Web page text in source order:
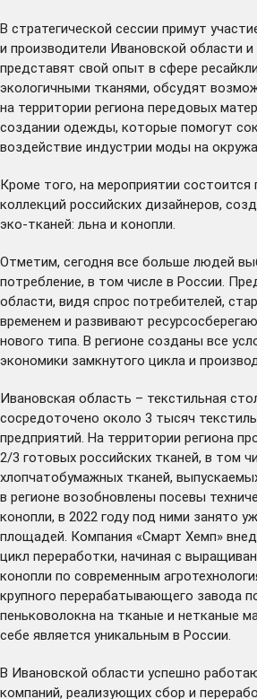
В стратегической сессии примут
и производители Ивановской области и
представят свой опыт в сфере
экологичными тканями, обсудят
на территории региона передовых
создании одежды, которые помогут
воздействие индустрии моды на
Кроме того, на мероприятии состоится
коллекций российских дизайнеров,
эко-тканей: льна и конопли.
Отметим, сегодня все больше людей
потребление, в том числе в России.
области, видя спрос потребителей,
временем и развивают
нового типа. В регионе созданы все
экономики замкнутого цикла и
Ивановская область – текстильная
сосредоточено около 3 тысяч
предприятий. На территории региона
2/3 готовых российских тканей, в том
хлопчатобумажных тканей,
в регионе возобновлены посевы
конопли, в 2022 году под ними занято
площадей. Компания «Смарт Хемп»
цикл переработки, начиная с
конопли по современным
крупного перерабатывающего завода
пеньковолокна на тканые и нетканые
себе является уникальным в России.
В Ивановской области успешно
компаний, реализующих сбор и